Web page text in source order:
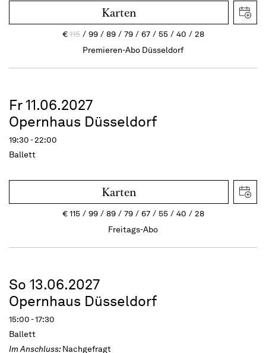
Karten
€115 99 89 79 67 55 40
28
Premieren-Abo Düsseldorf
Fr 11.06.2027
Opernhaus Düsseldorf
19:30 - 22:00
Ballett
Karten
€115 99 89 79 67 55 40
28
Freitags-Abo
So 13.06.2027
Opernhaus Düsseldorf
15:00 - 17:30
Ballett
Im Anschluss:Nachgefragt